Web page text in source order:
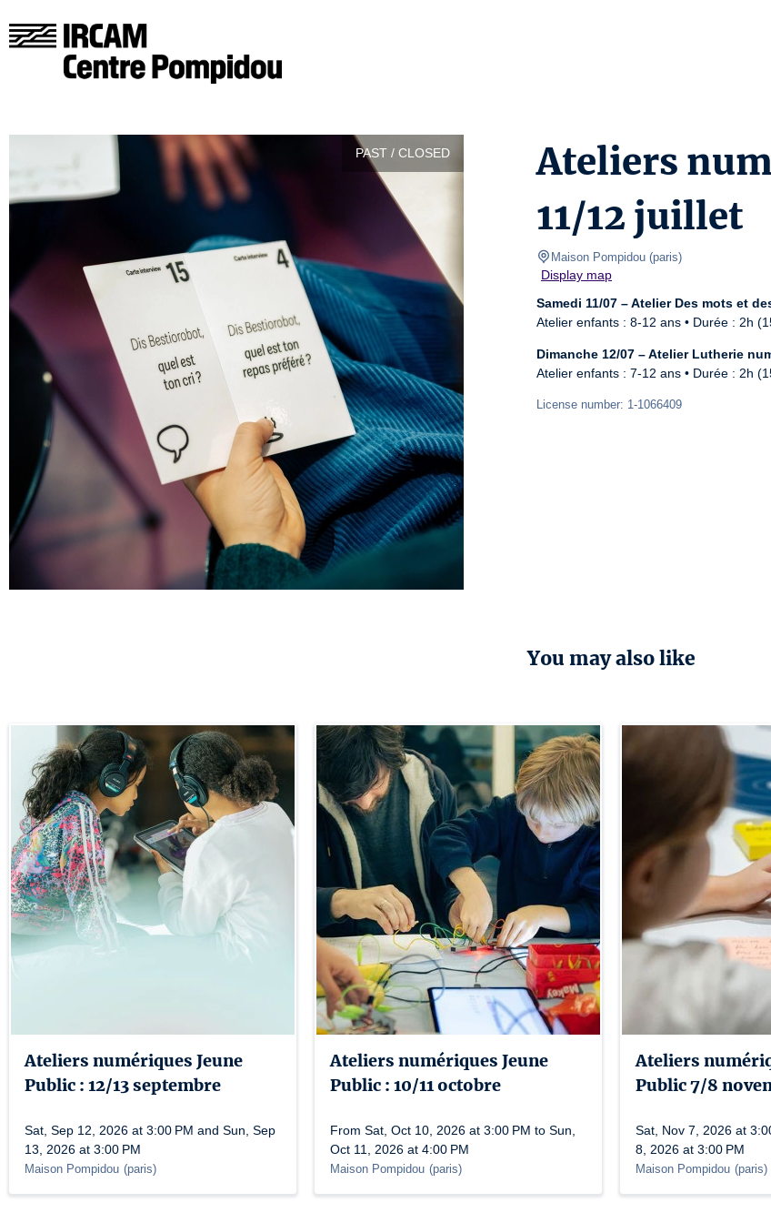
PAST / CLOSED
Ateliers
11/12 juillet
Maison Pompidou (paris)
Display map
Samedi 11/07 – Atelier Des mots et
Atelier enfants : 8-12 ans • Durée : 2h
Dimanche 12/07 – Atelier Lutherie
Atelier enfants : 7-12 ans • Durée : 2h
License number: 1-1066409
You may also like
Ateliers numériques Jeune
Public : 12/13 septembre
Sat, Sep 12, 2026 at 3:00 PM and Sun, Sep
13, 2026 at 3:00 PM
Maison Pompidou (paris)
Ateliers numériques Jeune
Public : 10/11 octobre
From Sat, Oct 10, 2026 at 3:00 PM to Sun,
Oct 11, 2026 at 4:00 PM
Maison Pompidou (paris)
Ateliers
Public 7/8
Sat, Nov 7, 2026 at
8, 2026 at 3:00 PM
Maison Pompidou (paris)